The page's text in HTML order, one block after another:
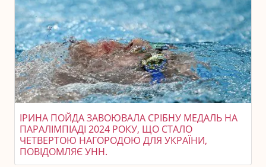
ІРИНА ПОЙДА ЗАВОЮВАЛА СРІБНУ МЕДАЛЬ НА
ПАРАЛІМПІАДІ 2024 РОКУ, ЩО СТАЛО
ЧЕТВЕРТОЮ НАГОРОДОЮ ДЛЯ УКРАЇНИ,
ПОВІДОМЛЯЄ УНН.